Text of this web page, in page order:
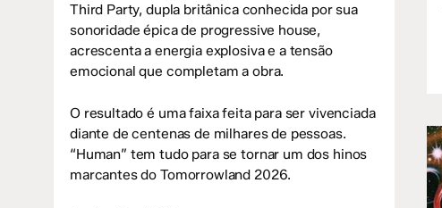
Third Party, dupla britânica conhecida por sua
sonoridade épica de progressive house,
acrescenta a energia explosiva e a tensão
emocional que completam a obra.
O resultado é uma faixa feita para ser vivenciada
diante de centenas de milhares de pessoas.
“Human” tem tudo para se tornar um dos hinos
marcantes do Tomorrowland 2026.